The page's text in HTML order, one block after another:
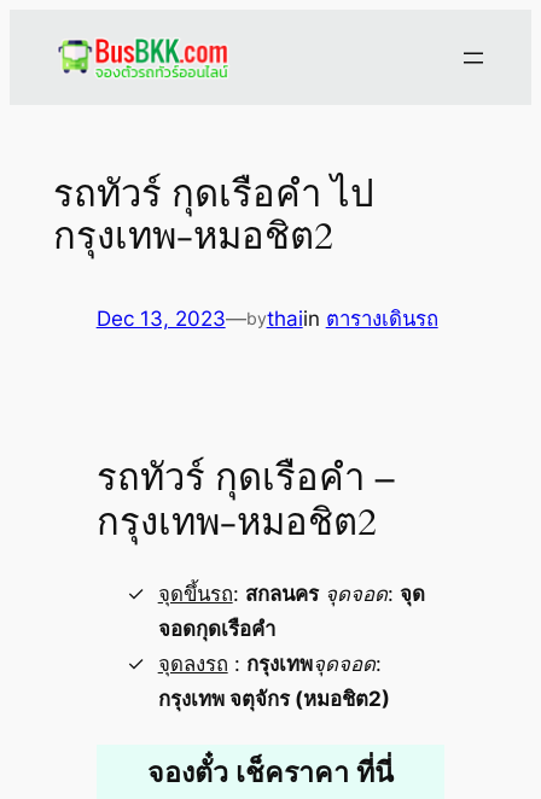
รถทัวร์ กุดเรือคำ ไป
กรุงเทพ-หมอชิต2
Dec 13, 2023—bythaiin ตารางเดินรถ
รถทัวร์ กุดเรือคำ –
กรุงเทพ-หมอชิต2
จุดขึ้นรถ: สกลนคร จุดจอด: จุด
จอดกุดเรือคำ
จุดลงรถ : กรุงเทพจุดจอด:
กรุงเทพ จตุจักร (หมอชิต2)
จองตั๋ว เช็คราคา ที่นี่